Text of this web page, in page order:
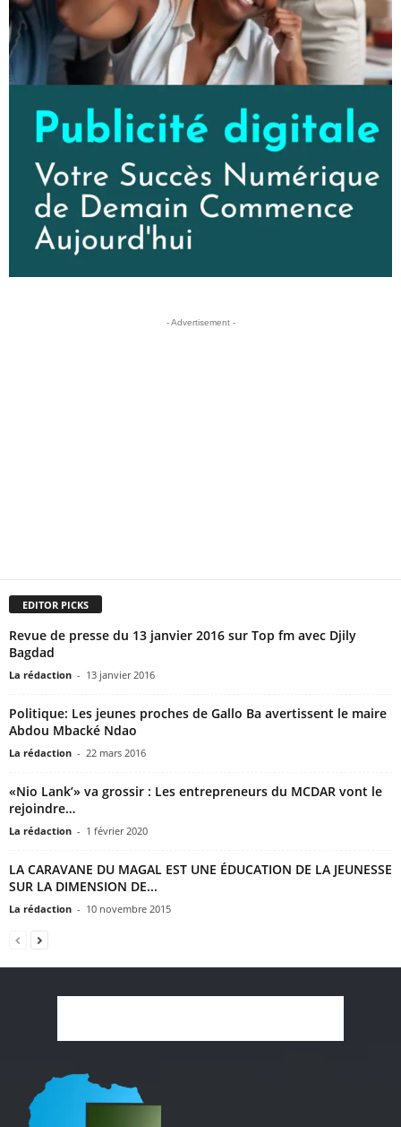
- Advertisement -
EDITOR PICKS
Revue de presse du 13 janvier 2016 sur Top fm avec Djily
Bagdad
La rédaction - 13 janvier 2016
Politique: Les jeunes proches de Gallo Ba avertissent le maire
Abdou Mbacké Ndao
La rédaction - 22 mars 2016
«Nio Lank’» va grossir : Les entrepreneurs du MCDAR vont le
rejoindre…
La rédaction - 1 février 2020
LA CARAVANE DU MAGAL EST UNE ÉDUCATION DE LA JEUNESSE
SUR LA DIMENSION DE...
La rédaction - 10 novembre 2015